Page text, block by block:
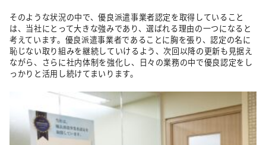
そのような状況の中で、優良派遣事業者認定を取得していること
は、当社にとって大きな強みであり、選ばれる理由の一つになると
考えています。優良派遣事業者であることに胸を張り、認定の名に
恥じない取り組みを継続していけるよう、次回以降の更新も見据え
ながら、さらに社内体制を強化し、日々の業務の中で優良認定をし
っかりと活用し続けてまいります。